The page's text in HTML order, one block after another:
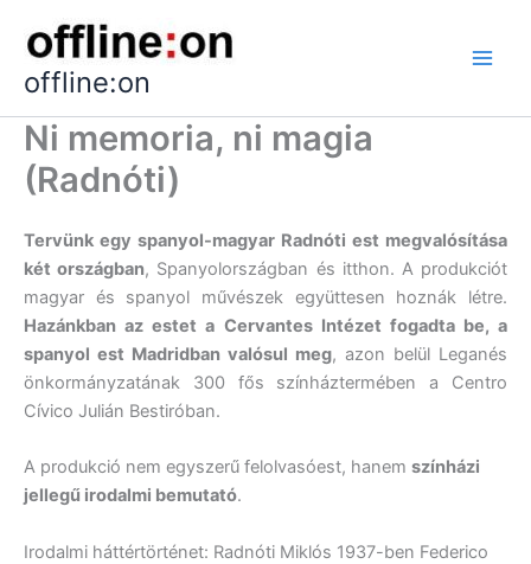
content
offline:on
Ni memoria, ni magia
(Radnóti)
Tervünk egy spanyol-magyar Radnóti est megvalósítása
két országban, Spanyolországban és itthon. A produkciót
magyar és spanyol művészek együttesen hoznák létre.
Hazánkban az estet a Cervantes Intézet fogadta be, a
spanyol est Madridban valósul meg, azon belül Leganés
önkormányzatának 300 fős színháztermében a Centro
Cívico Julián Bestiróban.
A produkció nem egyszerű felolvasóest, hanem színházi
jellegű irodalmi bemutató.
Irodalmi háttértörténet: Radnóti Miklós 1937-ben Federico